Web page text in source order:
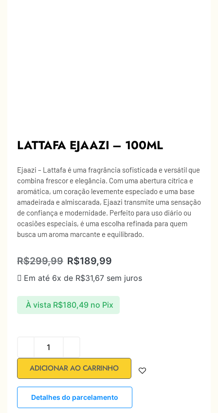
LATTAFA EJAAZI – 100ML
Ejaazi – Lattafa é uma fragrância sofisticada e versátil que
combina frescor e elegância. Com uma abertura cítrica e
aromática, um coração levemente especiado e uma base
amadeirada e almiscarada, Ejaazi transmite uma sensação
de confiança e modernidade. Perfeito para uso diário ou
ocasiões especiais, é uma escolha refinada para quem
busca um aroma marcante e equilibrado.
R$299,99 R$189,99
Em até 6x de R$31,67 sem juros
À vista R$180,49 no Pix
ADICIONAR AO CARRINHO
Detalhes do parcelamento